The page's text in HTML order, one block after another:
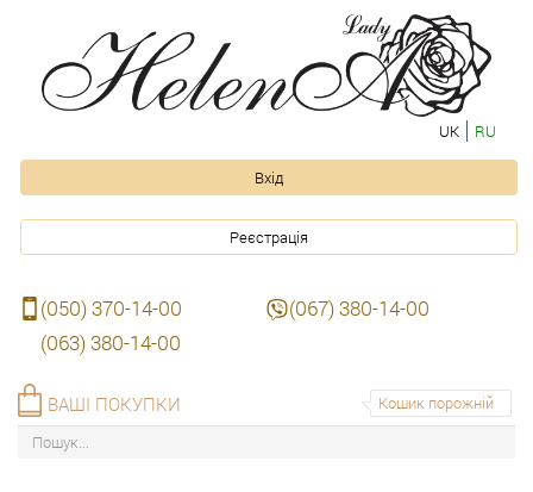
UK RU
Вхід
Реєстрація
(050) 370-14-00
(067) 380-14-00
(063) 380-14-00
Кошик порожній
ВАШІ ПОКУПКИ